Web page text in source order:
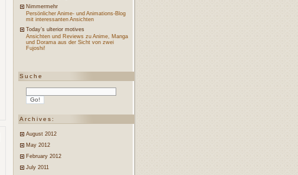
Nimmermehr
Persönlicher Anime- und Animations-Blog
mit interessanten Ansichten
Today’s ulterior motives
Ansichten und Reviews zu Anime, Manga
und Dorama aus der Sicht von zwei
Fujoshi!
Suche
Archives:
August 2012
May 2012
February 2012
July 2011